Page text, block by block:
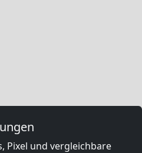
Pixel und vergleichbare